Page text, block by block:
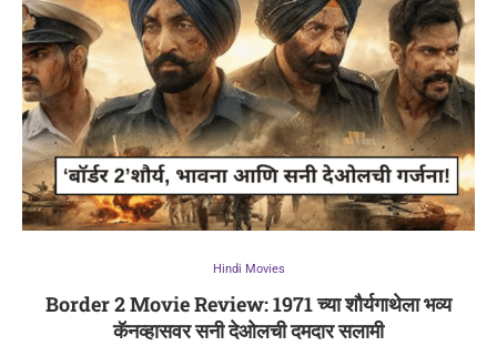
Hindi Movies
Border 2 Movie Review: 1971 च्या शौर्यगाथेला भव्य
कॅनव्हासवर सनी देओलची दमदार सलामी